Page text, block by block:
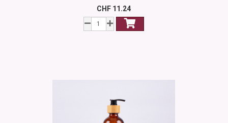
CHF 11.24